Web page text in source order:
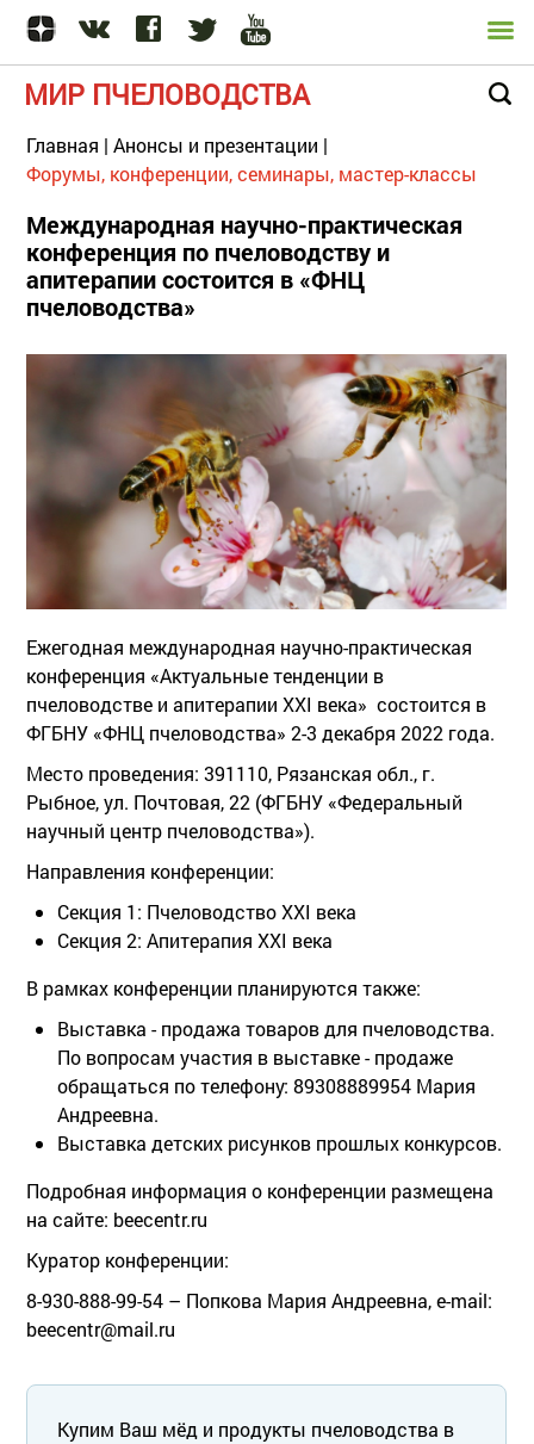
МИР ПЧЕЛОВОДСТВА
Главная | Анонсы и презентации |
Форумы, конференции, семинары, мастер-классы
Международная научно-практическая
конференция по пчеловодству и
апитерапии состоится в «ФНЦ
пчеловодства»
Ежегодная международная научно-практическая
конференция «Актуальные тенденции в
пчеловодстве и апитерапии XXI века» состоится в
ФГБНУ «ФНЦ пчеловодства» 2-3 декабря 2022 года.
Место проведения: 391110, Рязанская обл., г.
Рыбное, ул. Почтовая, 22 (ФГБНУ «Федеральный
научный центр пчеловодства»).
Направления конференции:
Секция 1: Пчеловодство XXI века
Секция 2: Апитерапия XXI века
В рамках конференции планируются также:
Выставка - продажа товаров для пчеловодства.
По вопросам участия в выставке - продаже
обращаться по телефону: 89308889954 Мария
Андреевна.
Выставка детских рисунков прошлых конкурсов.
Подробная информация о конференции размещена
на сайте: beecentr.ru
Куратор конференции:
8-930-888-99-54 – Попкова Мария Андреевна, e-mail:
beecentr@mail.ru
Купим Ваш мёд и продукты пчеловодства в